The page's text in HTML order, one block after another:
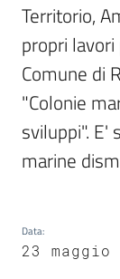
Per
media
Per
i
cittadini
Territorio,
propri lavori
Comune di
"Colonie
sviluppi". E'
marine
Data:
23 maggio